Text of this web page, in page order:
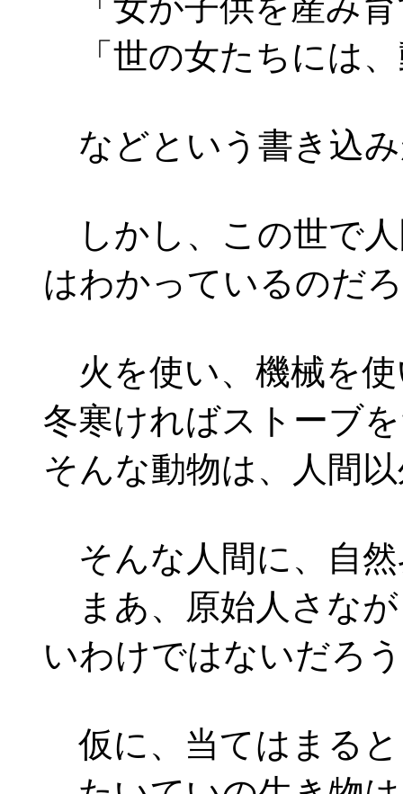
「世の女たちには、
などという書き込
しかし、この世で人
はわかっているのだ
火を使い、機械を使
冬寒ければストーブ
そんな動物は、人間
そんな人間に、自
まあ、原始人さなが
いわけではないだろ
仮に、当てはまる